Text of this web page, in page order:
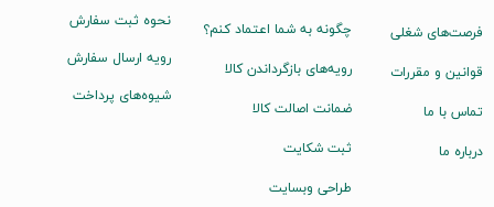
نحوه ثبت سفارش
رویه ارسال سفارش
شیوه‌های پرداخت
چگونه به شما اعتماد کنم؟
رویه‌های بازگرداندن کالا
ضمانت اصالت کالا
ثبت شکایت
طراحی وبسایت
فرصت‌های شغلی
قوانین و مقررات
تماس با ما
درباره ما